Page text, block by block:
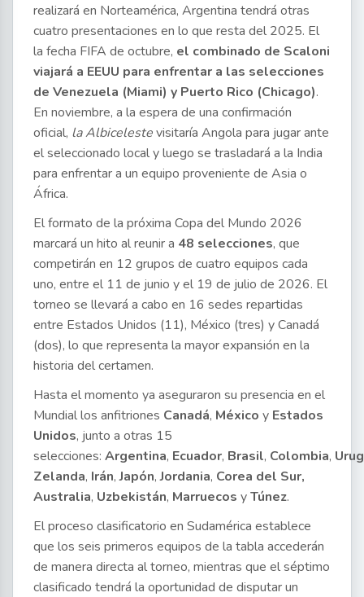
realizará en Norteamérica, Argentina tendrá otras
cuatro presentaciones en lo que resta del 2025. El
la fecha FIFA de octubre, el combinado de Scaloni
viajará a EEUU para enfrentar a las selecciones
de Venezuela (Miami) y Puerto Rico (Chicago).
En noviembre, a la espera de una confirmación
oficial, la Albicelestevisitaría Angola para jugar ante
el seleccionado local y luego se trasladará a la India
para enfrentar a un equipo proveniente de Asia o
África.
El formato de la próxima Copa del Mundo 2026
marcará un hito al reunir a 48 selecciones, que
competirán en 12 grupos de cuatro equipos cada
uno, entre el 11 de junio y el 19 de julio de 2026. El
torneo se llevará a cabo en 16 sedes repartidas
entre Estados Unidos (11), México (tres) y Canadá
(dos), lo que representa la mayor expansión en la
historia del certamen.
Hasta el momento ya aseguraron su presencia en el
Mundial los anfitriones Canadá, México y Estados
Unidos, junto a otras 15
selecciones: Argentina, Ecuador, Brasil, Colombia,
Zelanda, Irán,Japón,Jordania, Corea del Sur,
Australia, Uzbekistán, Marruecos yTúnez.
El proceso clasificatorio en Sudamérica establece
que los seis primeros equipos de la tabla accederán
de manera directa al torneo, mientras que el séptimo
clasificado tendrá la oportunidad de disputar un